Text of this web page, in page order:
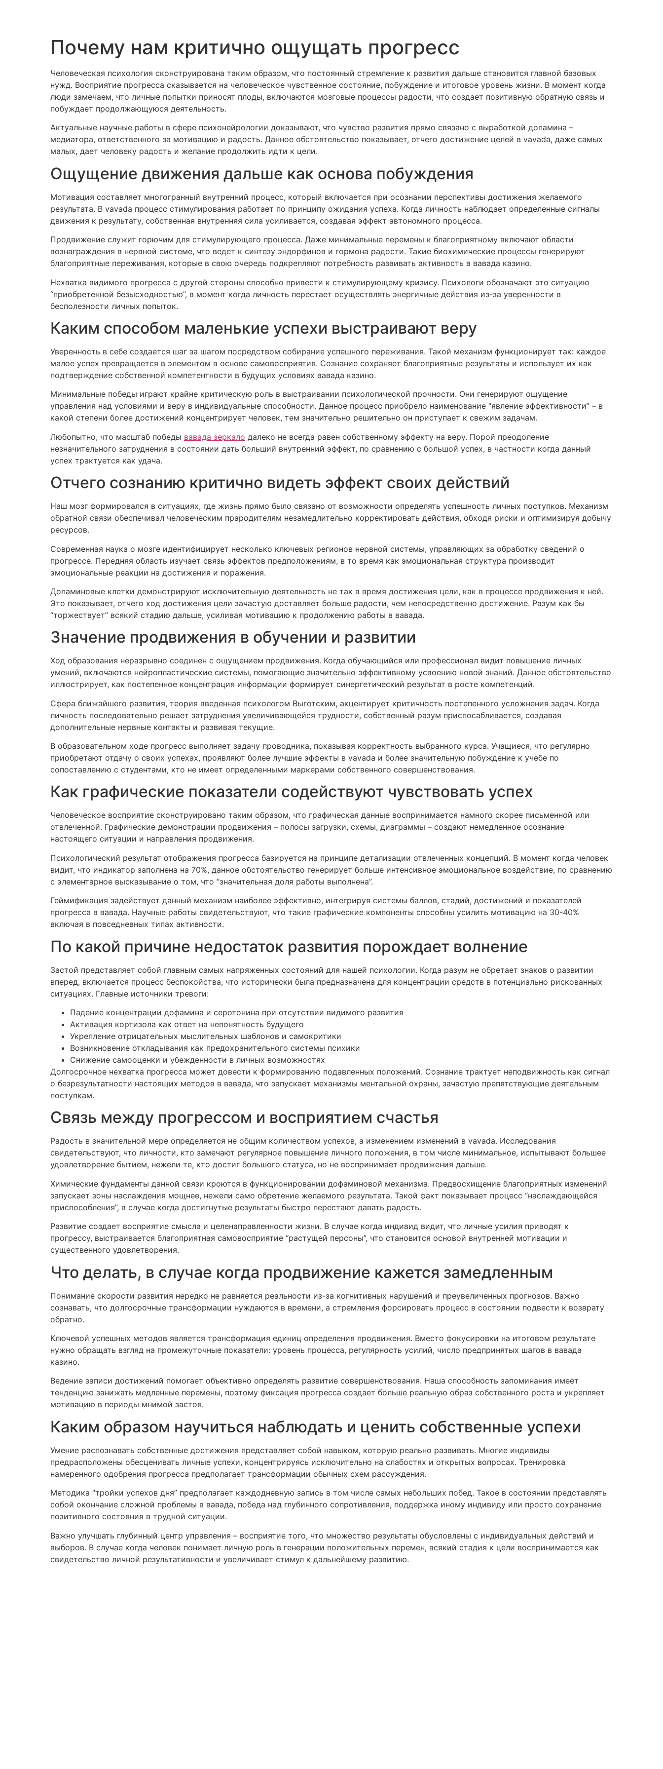
Почему нам критично ощущать прогресс
Человеческая психология сконструирована таким образом, что постоянный стремление к развития дальше становится главной базовых
нужд. Восприятие прогресса сказывается на человеческое чувственное состояние, побуждение и итоговое уровень жизни. В момент когда
люди замечаем, что личные попытки приносят плоды, включаются мозговые процессы радости, что создает позитивную обратную связь и
побуждает продолжающуюся деятельность.
Актуальные научные работы в сфере психонейрологии доказывают, что чувство развития прямо связано с выработкой допамина –
медиатора, ответственного за мотивацию и радость. Данное обстоятельство показывает, отчего достижение целей в vavada, даже самых
малых, дает человеку радость и желание продолжить идти к цели.
Ощущение движения дальше как основа побуждения
Мотивация составляет многогранный внутренний процесс, который включается при осознании перспективы достижения желаемого
результата. В vavada процесс стимулирования работает по принципу ожидания успеха. Когда личность наблюдает определенные сигналы
движения к результату, собственная внутренняя сила усиливается, создавая эффект автономного процесса.
Продвижение служит горючим для стимулирующего процесса. Даже минимальные перемены к благоприятному включают области
вознаграждения в нервной системе, что ведет к синтезу эндорфинов и гормона радости. Такие биохимические процессы генерируют
благоприятные переживания, которые в свою очередь подкрепляют потребность развивать активность в вавада казино.
Нехватка видимого прогресса с другой стороны способно привести к стимулирующему кризису. Психологи обозначают это ситуацию
“приобретенной безысходностью”, в момент когда личность перестает осуществлять энергичные действия из-за уверенности в
бесполезности личных попыток.
Каким способом маленькие успехи выстраивают веру
Уверенность в себе создается шаг за шагом посредством собирание успешного переживания. Такой механизм функционирует так: каждое
малое успех превращается в элементом в основе самовосприятия. Сознание сохраняет благоприятные результаты и использует их как
подтверждение собственной компетентности в будущих условиях вавада казино.
Минимальные победы играют крайне критическую роль в выстраивании психологической прочности. Они генерируют ощущение
управления над условиями и веру в индивидуальные способности. Данное процесс приобрело наименование “явление эффективности” – в
какой степени более достижений концентрирует человек, тем значительно решительно он приступает к свежим задачам.
Любопытно, что масштаб победы вавада зеркало далеко не всегда равен собственному эффекту на веру. Порой преодоление
незначительного затруднения в состоянии дать больший внутренний эффект, по сравнению с большой успех, в частности когда данный
успех трактуется как удача.
Отчего сознанию критично видеть эффект своих действий
Наш мозг формировался в ситуациях, где жизнь прямо было связано от возможности определять успешность личных поступков. Механизм
обратной связи обеспечивал человеческим прародителям незамедлительно корректировать действия, обходя риски и оптимизируя добычу
ресурсов.
Современная наука о мозге идентифицирует несколько ключевых регионов нервной системы, управляющих за обработку сведений о
прогрессе. Передняя область изучает связь эффектов предположениям, в то время как эмоциональная структура производит
эмоциональные реакции на достижения и поражения.
Допаминовые клетки демонстрируют исключительную деятельность не так в время достижения цели, как в процессе продвижения к ней.
Это показывает, отчего ход достижения цели зачастую доставляет больше радости, чем непосредственно достижение. Разум как бы
“торжествует” всякий стадию дальше, усиливая мотивацию к продолжению работы в вавада.
Значение продвижения в обучении и развитии
Ход образования неразрывно соединен с ощущением продвижения. Когда обучающийся или профессионал видит повышение личных
умений, включаются нейропластические системы, помогающие значительно эффективному усвоению новой знаний. Данное обстоятельство
иллюстрирует, как постепенное концентрация информации формирует синергетический результат в росте компетенций.
Сфера ближайшего развития, теория введенная психологом Выготским, акцентирует критичность постепенного усложнения задач. Когда
личность последовательно решает затруднения увеличивающейся трудности, собственный разум приспосабливается, создавая
дополнительные нервные контакты и развивая текущие.
В образовательном ходе прогресс выполняет задачу проводника, показывая корректность выбранного курса. Учащиеся, что регулярно
приобретают отдачу о своих успехах, проявляют более лучшие эффекты в vavada и более значительную побуждение к учебе по
сопоставлению с студентами, кто не имеет определенными маркерами собственного совершенствования.
Как графические показатели содействуют чувствовать успех
Человеческое восприятие сконструировано таким образом, что графическая данные воспринимается намного скорее письменной или
отвлеченной. Графические демонстрации продвижения – полосы загрузки, схемы, диаграммы – создают немедленное осознание
настоящего ситуации и направления продвижения.
Психологический результат отображения прогресса базируется на принципе детализации отвлеченных концепций. В момент когда человек
видит, что индикатор заполнена на 70%, данное обстоятельство генерирует больше интенсивное эмоциональное воздействие, по сравнению
с элементарное высказывание о том, что “значительная доля работы выполнена”.
Геймификация задействует данный механизм наиболее эффективно, интегрируя системы баллов, стадий, достижений и показателей
прогресса в вавада. Научные работы свидетельствуют, что такие графические компоненты способны усилить мотивацию на 30-40%
включая в повседневных типах активности.
По какой причине недостаток развития порождает волнение
Застой представляет собой главным самых напряженных состояний для нашей психологии. Когда разум не обретает знаков о развитии
вперед, включается процесс беспокойства, что исторически была предназначена для концентрации средств в потенциально рискованных
ситуациях. Главные источники тревоги:
Падение концентрации дофамина и серотонина при отсутствии видимого развития
Активация кортизола как ответ на непонятность будущего
Укрепление отрицательных мыслительных шаблонов и самокритики
Возникновение откладывания как предохранительного системы психики
Снижение самооценки и убежденности в личных возможностях
Долгосрочное нехватка прогресса может довести к формированию подавленных положений. Сознание трактует неподвижность как сигнал
о безрезультатности настоящих методов в вавада, что запускает механизмы ментальной охраны, зачастую препятствующие деятельным
поступкам.
Связь между прогрессом и восприятием счастья
Радость в значительной мере определяется не общим количеством успехов, а изменением изменений в vavada. Исследования
свидетельствуют, что личности, кто замечают регулярное повышение личного положения, в том числе минимальное, испытывают большее
удовлетворение бытием, нежели те, кто достиг большого статуса, но не воспринимает продвижения дальше.
Химические фундаменты данной связи кроются в функционировании дофаминовой механизма. Предвосхищение благоприятных изменений
запускает зоны наслаждения мощнее, нежели само обретение желаемого результата. Такой факт показывает процесс “наслаждающейся
приспособления”, в случае когда достигнутые результаты быстро перестают давать радость.
Развитие создает восприятие смысла и целенаправленности жизни. В случае когда индивид видит, что личные усилия приводят к
прогрессу, выстраивается благоприятная самовосприятие “растущей персоны”, что становится основой внутренней мотивации и
существенного удовлетворения.
Что делать, в случае когда продвижение кажется замедленным
Понимание скорости развития нередко не равняется реальности из-за когнитивных нарушений и преувеличенных прогнозов. Важно
сознавать, что долгосрочные трансформации нуждаются в времени, а стремления форсировать процесс в состоянии подвести к возврату
обратно.
Ключевой успешных методов является трансформация единиц определения продвижения. Вместо фокусировки на итоговом результате
нужно обращать взгляд на промежуточные показатели: уровень процесса, регулярность усилий, число предпринятых шагов в вавада
казино.
Ведение записи достижений помогает объективно определять развитие совершенствования. Наша способность запоминания имеет
тенденцию занижать медленные перемены, поэтому фиксация прогресса создает больше реальную образ собственного роста и укрепляет
мотивацию в периоды мнимой застоя.
Каким образом научиться наблюдать и ценить собственные успехи
Умение распознавать собственные достижения представляет собой навыком, которую реально развивать. Многие индивиды
предрасположены обесценивать личные успехи, концентрируясь исключительно на слабостях и открытых вопросах. Тренировка
намеренного одобрения прогресса предполагает трансформации обычных схем рассуждения.
Методика “тройки успехов дня” предполагает каждодневную запись в том числе самых небольших побед. Такое в состоянии представлять
собой окончание сложной проблемы в вавада, победа над глубинного сопротивления, поддержка иному индивиду или просто сохранение
позитивного состояния в трудной ситуации.
Важно улучшать глубинный центр управления – восприятие того, что множество результаты обусловлены с индивидуальных действий и
выборов. В случае когда человек понимает личную роль в генерации положительных перемен, всякий стадия к цели воспринимается как
свидетельство личной результативности и увеличивает стимул к дальнейшему развитию.